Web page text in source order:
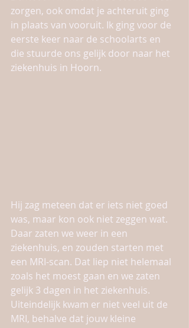
zorgen, ook omdat je achteruit ging
in plaats van vooruit. Ik ging voor de
eerste keer naar de schoolarts en
die stuurde ons gelijk door naar het
ziekenhuis in Hoorn.
Hij zag meteen dat er iets niet goed
was, maar kon ook niet zeggen wat.
Daar zaten we weer in een
ziekenhuis, en zouden starten met
een MRI-scan. Dat liep niet helemaal
zoals het moest gaan en we zaten
gelijk 3 dagen in het ziekenhuis.
Uiteindelijk kwam er niet veel uit de
MRI, behalve dat jouw kleine